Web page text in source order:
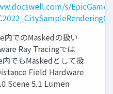
s/
内でのMaskedの扱い
Ray Tracingでは
でもMaskedとして扱
Field Hardware
Scene 5.1 Lumen